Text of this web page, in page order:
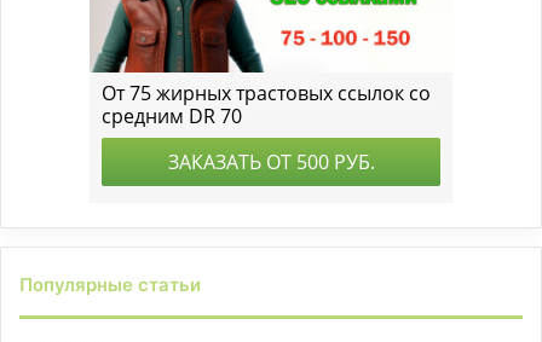
Популярные статьи